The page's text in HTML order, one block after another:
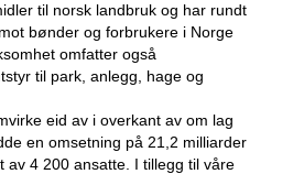
til norsk landbruk og har rundt
bønder og forbrukere i Norge
omfatter også
til park, anlegg, hage og
eid av i overkant av om lag
en omsetning på 21,2 milliarder
av 4 200 ansatte. I tillegg til våre